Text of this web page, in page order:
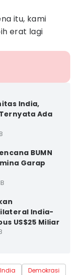
itu, kami
erat lagi
India,
Ada
BUMN
Garap
India-
US$25 Miliar
India
Demokrasi